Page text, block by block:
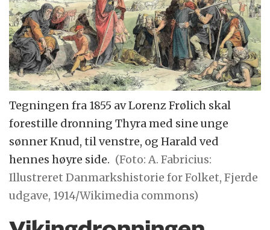
Tegningen fra 1855 av Lorenz Frølich skal
forestille dronning Thyra med sine unge
sønner Knud, til venstre, og Harald ved
hennes høyre side. (Foto: A. Fabricius:
Illustreret Danmarkshistorie for Folket, Fjerde
udgave, 1914/Wikimedia commons)